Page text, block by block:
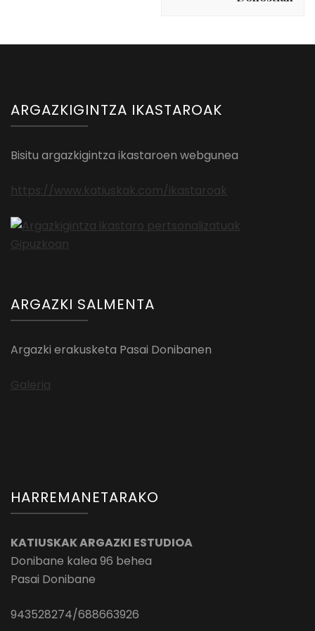
ARGAZKIGINTZA IKASTAROAK
Bisitu argazkigintza ikastaroen webgunea
https://www.katiuskak.com/ikastaroak
ARGAZKI SALMENTA
Argazki erakusketa Pasai Donibanen
Galeria
HARREMANETARAKO
KATIUSKAK ARGAZKI ESTUDIOA
Donibane kalea 96 behea
Pasai Donibane
943528274/688663926